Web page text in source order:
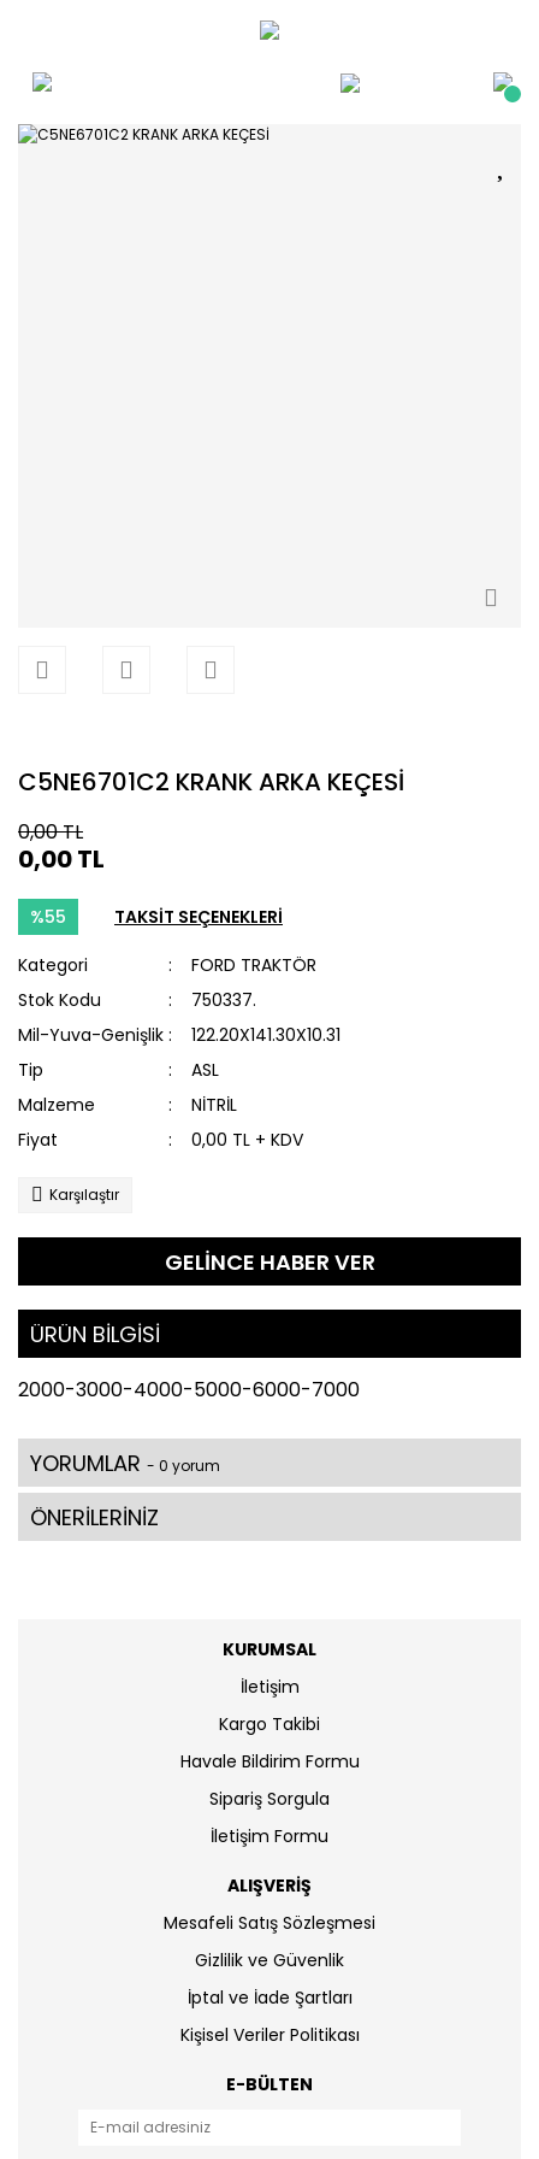
C5NE6701C2 KRANK ARKA KEÇESİ
0,00 TL
0,00 TL
%55 TAKSİT SEÇENEKLERİ
Kategori
FORD TRAKTÖR
Stok Kodu
750337.
Mil-Yuva-Genişlik
122.20X141.30X10.31
Tip
ASL
Malzeme
NİTRİL
Fiyat
0,00 TL + KDV
Karşılaştır
GELİNCE HABER VER
ÜRÜN BİLGİSİ
2000-3000-4000-5000-6000-7000
YORUMLAR - 0 yorum
ÖNERİLERİNİZ
KURUMSAL
İletişim
Kargo Takibi
Havale Bildirim Formu
Sipariş Sorgula
İletişim Formu
ALIŞVERİŞ
Mesafeli Satış Sözleşmesi
Gizlilik ve Güvenlik
İptal ve İade Şartları
Kişisel Veriler Politikası
E-BÜLTEN